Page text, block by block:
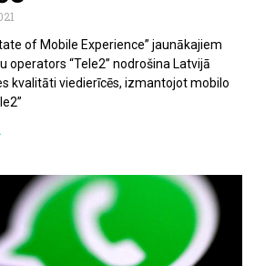
of Mobile Experience” jaunākajiem
operators “Tele2” nodrošina Latvijā
kvalitāti viedierīcēs, izmantojot mobilo